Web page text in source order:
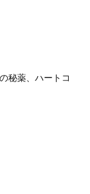
秘薬、ハートコ